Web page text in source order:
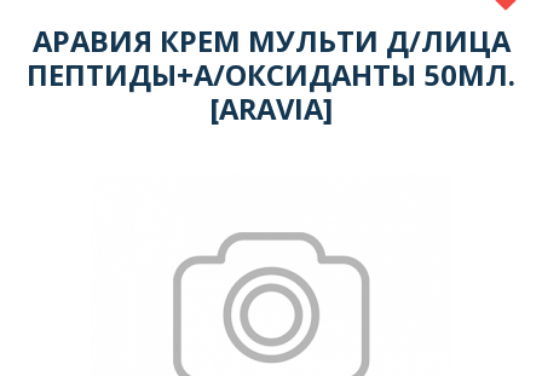
АРАВИЯ КРЕМ МУЛЬТИ Д/ЛИЦА
ПЕПТИДЫ+А/ОКСИДАНТЫ 50МЛ.
[ARAVIA]